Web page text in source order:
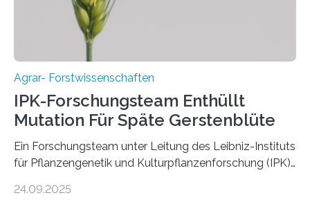
Agrar- Forstwissenschaften
IPK-Forschungsteam Enthüllt
Mutation Für Späte Gerstenblüte
Ein Forschungsteam unter Leitung des Leibniz-Instituts
für Pflanzengenetik und Kulturpflanzenforschung (IPK)
entdeckt, das Gerste in Regionen mit langen
24.09.2025